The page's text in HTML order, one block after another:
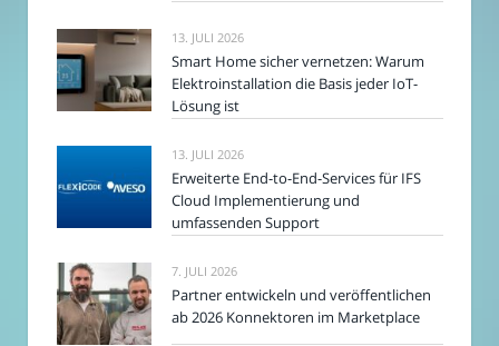
13. JULI 2026
Smart Home sicher vernetzen: Warum
Elektroinstallation die Basis jeder IoT-
Lösung ist
13. JULI 2026
Erweiterte End-to-End-Services für IFS
Cloud Implementierung und
umfassenden Support
7. JULI 2026
Partner entwickeln und veröffentlichen
ab 2026 Konnektoren im Marketplace